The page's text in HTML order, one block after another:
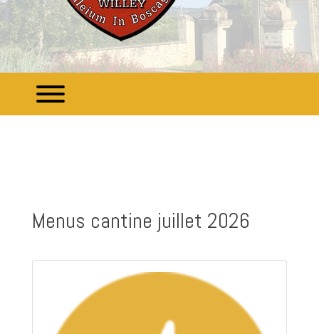
Menus cantine juillet 2026